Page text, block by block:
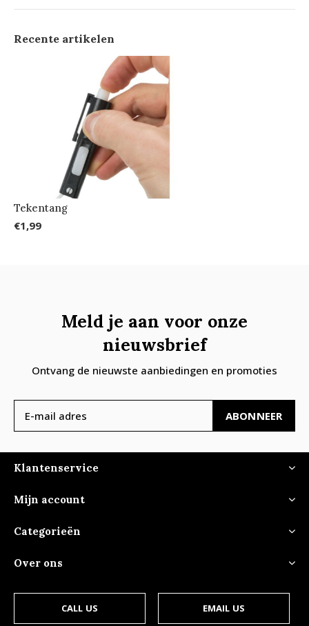
Recente artikelen
Tekentang
€1,99
Meld je aan voor onze
nieuwsbrief
Ontvang de nieuwste aanbiedingen en promoties
ABONNEER
Klantenservice
Mijn account
Categorieën
Over ons
CALL US EMAIL US